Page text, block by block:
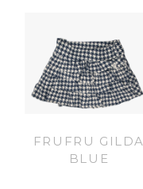
FRUFRU GILDA
BLUE